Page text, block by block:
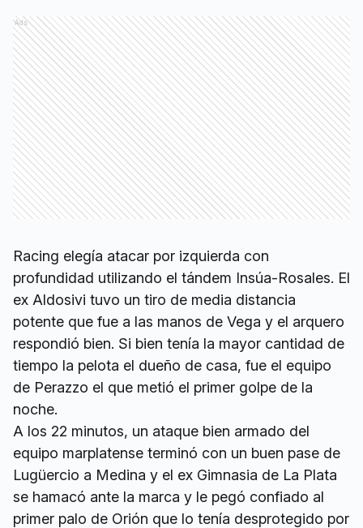
Ads
Racing elegía atacar por izquierda con
profundidad utilizando el tándem Insúa-Rosales. El
ex Aldosivi tuvo un tiro de media distancia
potente que fue a las manos de Vega y el arquero
respondió bien. Si bien tenía la mayor cantidad de
tiempo la pelota el dueño de casa, fue el equipo
de Perazzo el que metió el primer golpe de la
noche.
A los 22 minutos, un ataque bien armado del
equipo marplatense terminó con un buen pase de
Lugüercio a Medina y el ex Gimnasia de La Plata
se hamacó ante la marca y le pegó confiado al
primer palo de Orión que lo tenía desprotegido por